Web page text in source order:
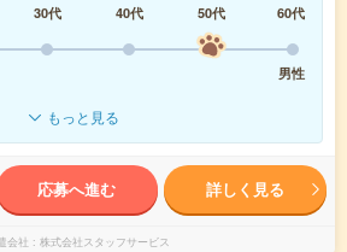
30代 40代 50代
60代
男性
もっと見る
応募へ進む 詳しく見る
会社 株式会社スタッフサービス